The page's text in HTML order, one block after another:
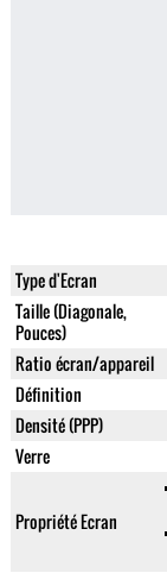
Type d'Ecran
Taille (Diagonale,
Pouces)
Ratio écran/appareil
Définition
Densité (PPP)
Verre
Propriété Ecran